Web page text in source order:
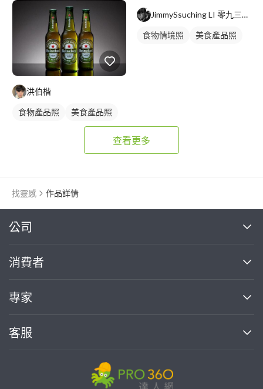
洪伯楷
食物產品照 美食產品照
JimmySsuching LI 零九三一一九零零零七 ＞J
食物情境照 美食產品照
查看更多
找靈感 作品詳情
公司
關於我們
部落格
加入我們
消費者
買服務
熱門服務
專家
案件中心
客服
繼續完成